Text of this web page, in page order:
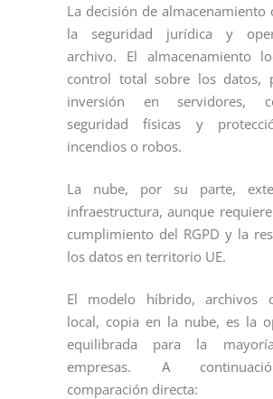
La decisión de almacenamiento
la seguridad jurídica y
archivo. El almacenamiento
control total sobre los datos,
inversión en servidores,
seguridad físicas y
incendios o robos.
La nube, por su parte,
infraestructura, aunque
cumplimiento del RGPD y la
los datos en territorio UE.
El modelo híbrido, archivos
local, copia en la nube, es la
equilibrada para la
empresas. A
comparación directa: